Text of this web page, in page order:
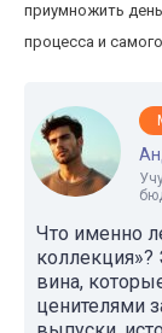
приумножить
процесса и
Что именно
вина,
ценителями